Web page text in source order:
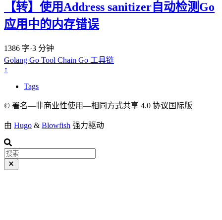
【转】使用Address sanitizer自动检测Go
应用中的内存错误
1386 字·3 分钟
Golang Go Tool Chain Go 工具链
↑
Tags
© 署名—非商业性使用—相同方式共享 4.0 协议国际版
由 Hugo & Blowfish 强力驱动